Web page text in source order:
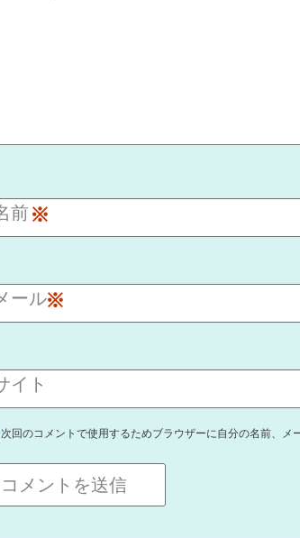
前 ※
ール※
イト
次回のコメントで使用するためブラウザーに自分の名前、メ